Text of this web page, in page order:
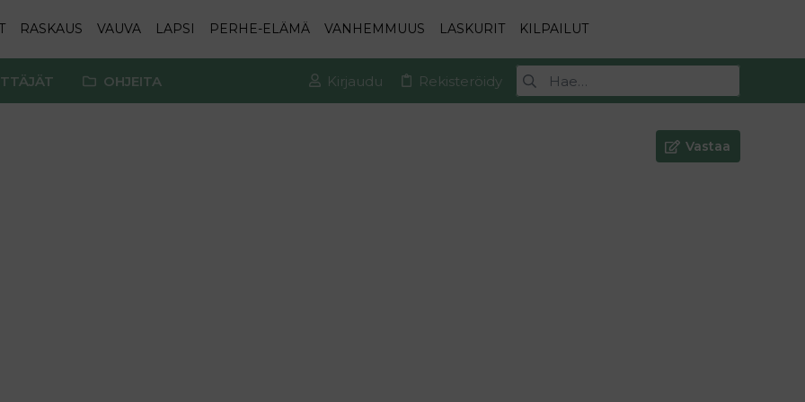
RASKAUS VAUVA LAPSI PERHE-ELÄMÄ VANHEMMUUS LASKURIT KILPAILUT
OHJEITA Kirjaudu Rekisteröidy
Vastaa